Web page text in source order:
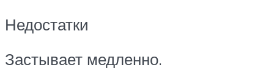
Недостатки
Застывает медленно.